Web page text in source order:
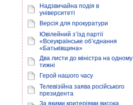
Надзвичайна подія в
університеті
Версія для прокуратури
Ювілейний з’їзд партії
«Всеукраїнське об’єднання
«Батьківщина»
Два листи до міністра на одному
тижні
Герой нашого часу
Телевізійна заява російського
президента
За якими критеріями висока